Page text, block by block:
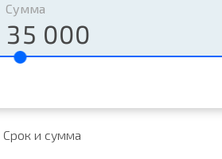
Сумма
Срок и сумма